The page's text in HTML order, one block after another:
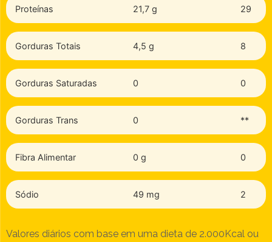
Proteínas 21,7 g 29
Gorduras Totais 4,5 g 8
Gorduras Saturadas 0 0
Gorduras Trans 0 **
Fibra Alimentar 0 g 0
Sódio 49 mg 2
Valores diários com base em uma dieta de 2.000Kcal ou